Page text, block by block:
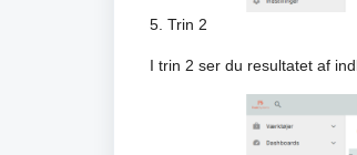
5. Trin 2
I trin 2 ser du resultatet af